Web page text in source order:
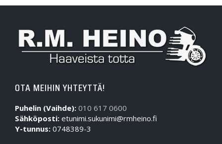
OTA MEIHIN YHTEYTTÄ!
Puhelin (Vaihde): 010 617 0600
Sähköposti: etunimi.sukunimi@rmheino.fi
Y-tunnus: 0748389-3